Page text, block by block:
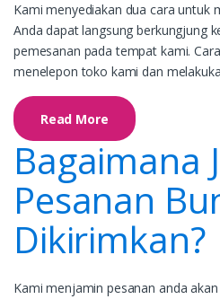
Kami menyediakan dua cara untuk
Anda dapat langsung berkungjung
pemesanan pada tempat kami.
menelepon toko kami dan
Read More
Bagaimana
Pesanan
Dikirimkan?
Kami menjamin pesanan anda